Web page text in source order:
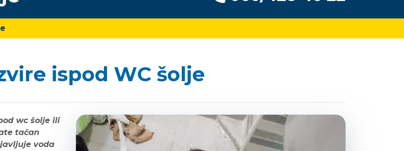
ispod WC šolje
wc šolje ili
tačan
voda